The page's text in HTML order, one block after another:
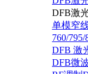
DFB激
单模窄
760/
DFB 激
DFB微